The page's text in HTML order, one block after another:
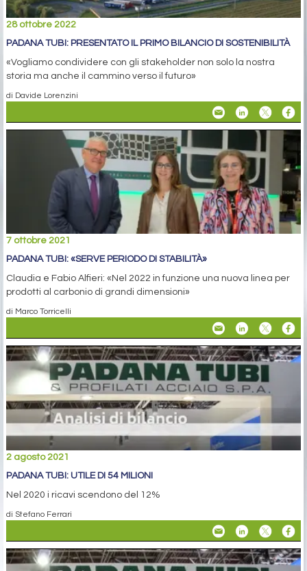
28 ottobre 2022
PADANA TUBI: PRESENTATO IL PRIMO BILANCIO DI SOSTENIBILITÀ
«Vogliamo condividere con gli stakeholder non solo la nostra
storia ma anche il cammino verso il futuro»
di Davide Lorenzini
7 ottobre 2021
PADANA TUBI: «SERVE PERIODO DI STABILITÀ»
Claudia e Fabio Alfieri: «Nel 2022 in funzione una nuova linea per
prodotti al carbonio di grandi dimensioni»
di Marco Torricelli
2 agosto 2021
PADANA TUBI: UTILE DI 54 MILIONI
Nel 2020 i ricavi scendono del 12%
di Stefano Ferrari